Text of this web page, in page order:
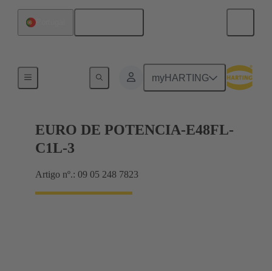
myHARTING
EURO DE POTENCIA-E48FL-
C1L-3
Artigo nº.: 09 05 248 7823